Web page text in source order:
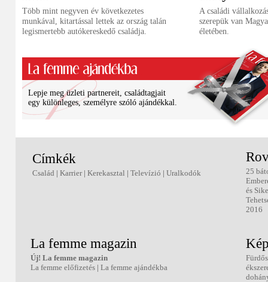
Több mint negyven év következetes
munkával, kitartással lettek az ország talán
legismertebb autókereskedő családja.
A családi
szerepük van
életében.
Lepje meg üzleti partnereit, családtagjait
egy különleges, személyre szóló ajándékkal.
Címkék
Család | Karrier| Kerekasztal | Televízió | Uralkodók
25
és
2016
La femme magazin
Új! La femme magazin
La femme előfizetés | La femme ajándékba